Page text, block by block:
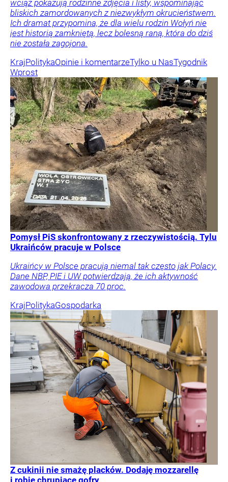
wciąż pokazują rodzinne zdjęcia i listy, wspominając
bliskich zamordowanych z niezwykłym okrucieństwem.
Ich dramat przypomina, że dla wielu rodzin Wołyń nie
jest historią zamkniętą, lecz bolesną raną, która do dziś
nie została zagojona.
KrajPolitykaOpinie i komentarzeTylko u NasTygodnik
Wprost
Pomysł PiS skonfrontowany z rzeczywistością. Tylu
Ukraińców pracuje w Polsce
Ukraińcy w Polsce pracują niemal tak często jak Polacy.
Dane NBP, PIE i UW potwierdzają, że ich aktywność
zawodowa przekracza 70 proc.
KrajPolitykaGospodarka
Z cukinii nie smażę placków. Dodaję mozzarellę